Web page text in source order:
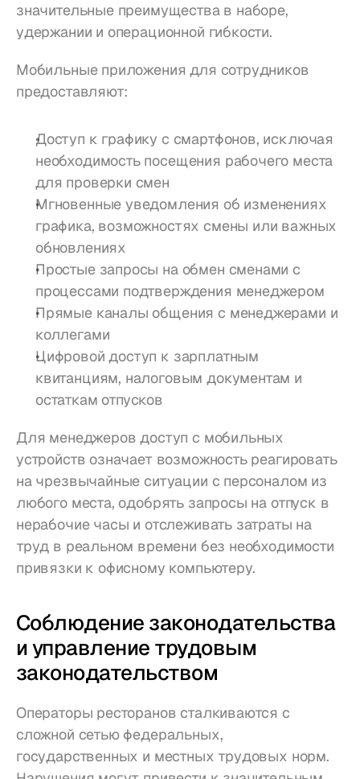
значительные преимущества в наборе,
удержании и операционной гибкости.
Мобильные приложения для сотрудников
предоставляют:
Доступ к графику с смартфонов, исключая
необходимость посещения рабочего места
для проверки смен
Мгновенные уведомления об изменениях
графика, возможностях смены или важных
обновлениях
Простые запросы на обмен сменами с
процессами подтверждения менеджером
Прямые каналы общения с менеджерами и
коллегами
Цифровой доступ к зарплатным
квитанциям, налоговым документам и
остаткам отпусков
Для менеджеров доступ с мобильных
устройств означает возможность реагировать
на чрезвычайные ситуации с персоналом из
любого места, одобрять запросы на отпуск в
нерабочие часы и отслеживать затраты на
труд в реальном времени без необходимости
привязки к офисному компьютеру.
Соблюдение законодательства
и управление трудовым
законодательством
Операторы ресторанов сталкиваются с
сложной сетью федеральных,
государственных и местных трудовых норм.